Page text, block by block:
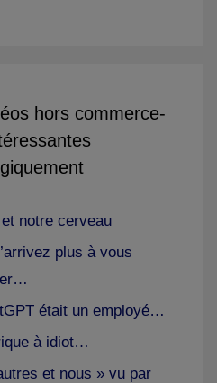
hors commerce-
notre cerveau
plus à vous
était un employé…
à idiot…
et nous » vu par